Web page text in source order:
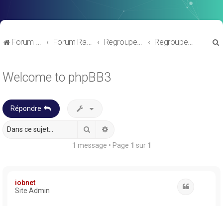
Forum de discussions sur le Regroupement de Crédits et le Rachat de Crédits Forum Rachat de Crédits Regroupement de crédits ou Rachat de Crédits pour Propriétaire Regroupement de crédits avec garantie
Welcome to phpBB3
Répondre
Rechercher
1 message • Page 1 sur 1
iobnet
Site Admin